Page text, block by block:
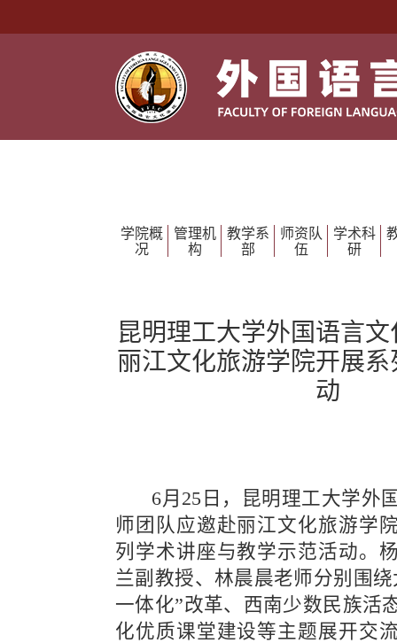
学院概
况
管理机
构
教学系
部
师资队
伍
学术科
研
昆明理工大学外国语言
丽江文化旅游学院开展
动
师团队应邀赴丽江文化旅游学
列学术讲座与教学示范活动。
兰副教授、林晨晨老师分别围
一体化”改革、西南少数民族活
化优质课堂建设等主题展开交